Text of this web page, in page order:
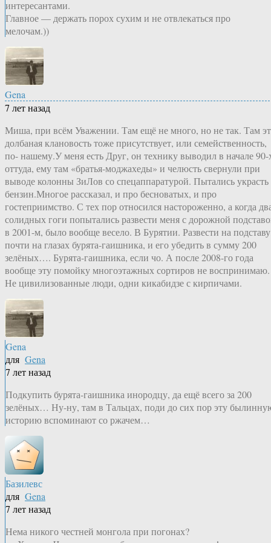
интересантами.
Главное — держать порох сухим и не отвлекаться про
мелочам.))
Gena
7 лет назад
Миша, при всём Уважении. Там ещё не много, но не так. Там
долбаная клановость тоже присутствует, или семейственность,
по- нашему.У меня есть Друг, он технику выводил в начале 90-
оттуда, ему там «братья-моджахеды» и челюсть свернули при
выводе колонны ЗиЛов со спецаппаратурой. Пытались украсть
бензин.Многое рассказал, и про бесноватых, и про
гостеприимство. С тех пор относился настороженно, а когда
солидных гоги попытались развести меня с дорожной
в 2001-м, было вообще весело. В Бурятии. Развести на
почти на глазах бурята-гаишника, и его убедить в сумму 200
зелёных…. Бурята-гаишника, если чо. А после 2008-го года
вообще эту помойку многоэтажных сортиров не воспринимаю.
Не цивилизованные люди, одни кикабидзе с кирпичами.
Gena
для Gena
7 лет назад
Подкупить бурята-гаишника инородцу, да ещё всего за 200
зелёных… Ну-ну, там в Тальцах, поди до сих пор эту
историю вспоминают со ржачем…
Базилевс
для Gena
7 лет назад
Нема никого честней монгола при погонах?